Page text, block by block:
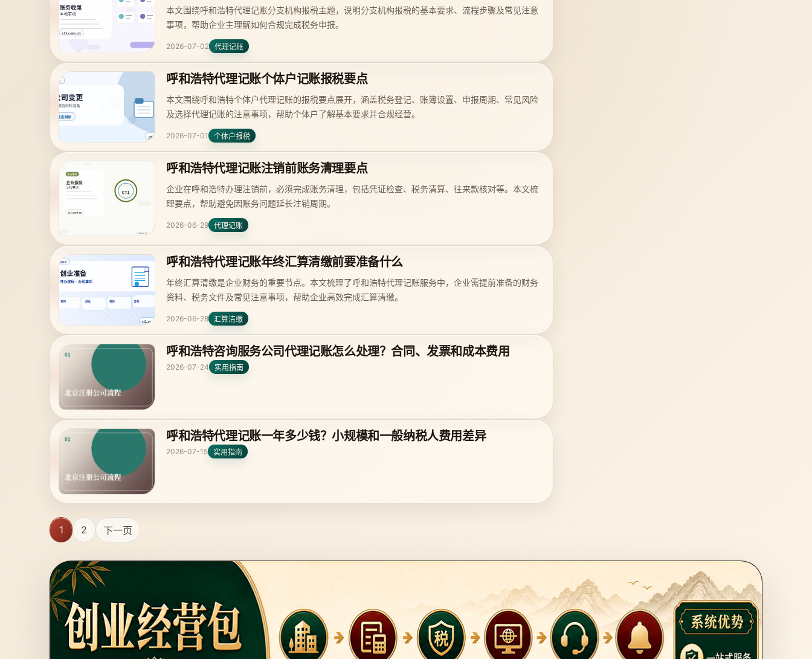
本文围绕呼和浩特代理记账分支机构报税主题，说明分支机构报税的基本要求、流程步骤及常见注意
事项，帮助企业主理解如何合规完成税务申报。
2026-07-02 代理记账
呼和浩特代理记账个体户记账报税要点
本文围绕呼和浩特个体户代理记账的报税要点展开，涵盖税务登记、账簿设置、申报周期、常见风险
及选择代理记账的注意事项，帮助个体户了解基本要求并合规经营。
2026-07-01 个体户报税
呼和浩特代理记账注销前账务清理要点
企业在呼和浩特办理注销前，必须完成账务清理，包括凭证检查、税务清算、往来款核对等。本文梳
理要点，帮助避免因账务问题延长注销周期。
2026-06-29 代理记账
呼和浩特代理记账年终汇算清缴前要准备什么
年终汇算清缴是企业财务的重要节点。本文梳理了呼和浩特代理记账服务中，企业需提前准备的财务
资料、税务文件及常见注意事项，帮助企业高效完成汇算清缴。
2026-06-28 汇算清缴
呼和浩特咨询服务公司代理记账怎么处理？合同、发票和成本费用
2026-07-24 实用指南
呼和浩特代理记账一年多少钱？小规模和一般纳税人费用差异
2026-07-15 实用指南
1 2 下一页